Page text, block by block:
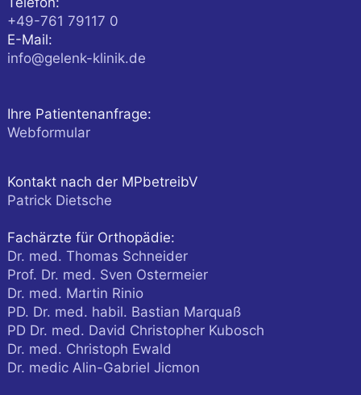
+49-761 79117 0
E-Mail:
info@gelenk-klinik.de
Ihre Patientenanfrage:
Webformular
Kontakt nach der MPbetreibV
Patrick Dietsche
Fachärzte für Orthopädie:
Dr. med. Thomas Schneider
Prof. Dr. med. Sven Ostermeier
Dr. med. Martin Rinio
PD. Dr. med. habil. Bastian Marquaß
PD Dr. med. David Christopher Kubosch
Dr. med. Christoph Ewald
Dr. medic Alin-Gabriel Jicmon